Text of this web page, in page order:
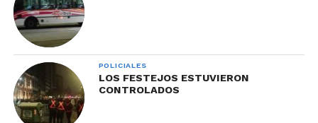
POLICIALES
LOS FESTEJOS ESTUVIERON
CONTROLADOS